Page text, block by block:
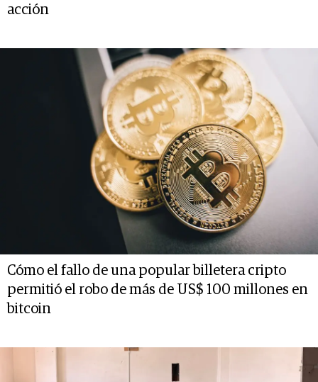
acción
Cómo el fallo de una popular billetera cripto
permitió el robo de más de US$ 100 millones en
bitcoin